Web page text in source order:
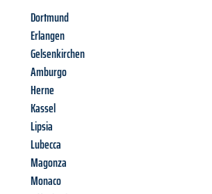
Dortmund
Erlangen
Gelsenkirchen
Amburgo
Herne
Kassel
Lipsia
Lubecca
Magonza
Monaco